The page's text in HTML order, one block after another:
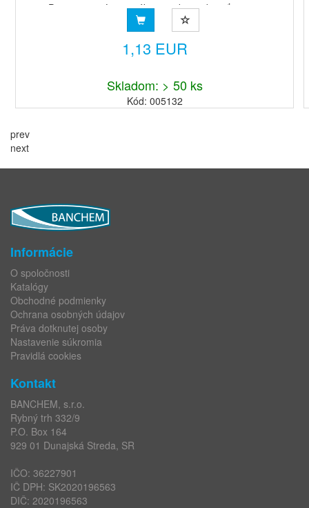
Pasta na umývanie rúk s vysokou odmasťovacou
schopnosťou. Inovovaný produkt na umývanie znečistených
rúk v pri...
1,13 EUR
Skladom: > 50 ks
Kód: 005132
prev
next
Informácie
O spoločnosti
Katalógy
Obchodné podmienky
Ochrana osobných údajov
Práva dotknutej osoby
Nastavenie súkromia
Pravidlá cookies
Kontakt
BANCHEM, s.r.o.
Rybný trh 332/9
P.O. Box 164
929 01 Dunajská Streda, SR
IČO: 36227901
IČ DPH: SK2020196563
DIČ: 2020196563